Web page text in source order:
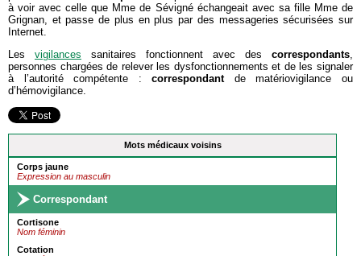
Mots médicaux voisins
Corps jaune
Expression au masculin
Correspondant
Cortisone
Nom féminin
Cotation
à voir avec celle que Mme de Sévigné échangeait avec sa fille Mme de
Grignan, et passe de plus en plus par des messageries sécurisées sur
Internet.
Les vigilances sanitaires fonctionnent avec des correspondants,
personnes chargées de relever les dysfonctionnements et de les signaler
à l’autorité compétente :correspondantde matériovigilance ou
d’hémovigilance.